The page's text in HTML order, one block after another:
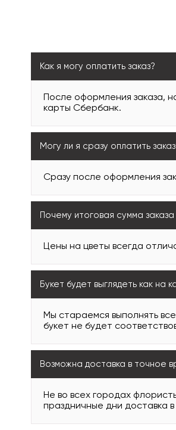
Как я могу оплатить заказ?
После оформления заказа,
карты Сбербанк.
Могу ли я сразу оплатить
Сразу после оформления
Почему итоговая сумма
Цены на цветы всегда
Букет будет выглядеть как на
Мы стараемся выполнять
букет не будет
Возможна доставка в точное
Не во всех городах
праздничные дни доставка